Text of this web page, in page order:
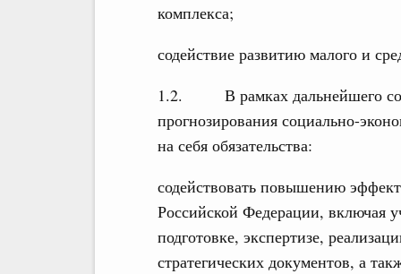
комплекса;
содействие развитию малого и
1.2. В рамках дальнейшего
прогнозирования социально-
на себя обязательства:
содействовать повышению
Российской Федерации, включая
подготовке, экспертизе,
стратегических документов, а